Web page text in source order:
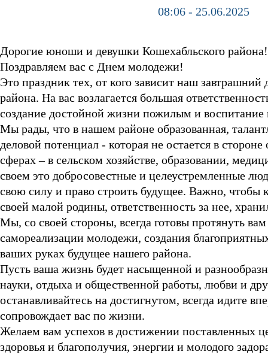
08:06 - 25.06.2025
Дорогие юноши и девушки Кошехабльского района!
Поздравляем вас с Днем молодежи!
Это праздник тех, от кого зависит наш
района. На вас возлагается большая
создание достойной жизни пожилым и воспитание
Мы рады, что в нашем районе образованная,
деловой потенциал - которая не остается в
сферах – в сельском хозяйстве, образовании,
своем это добросовестные и целеустремленные
свою силу и право строить будущее. Важно, чтобы
своей малой родины, ответственность за нее,
Мы, со своей стороны, всегда готовы протянуть
самореализации молодежи, создания
ваших руках будущее нашего района.
Пусть ваша жизнь будет насыщенной и
науки, отдыха и общественной работы, любви и
останавливайтесь на достигнутом, всегда идите
сопровождает вас по жизни.
Желаем вам успехов в достижении поставленных
здоровья и благополучия, энергии и молодого